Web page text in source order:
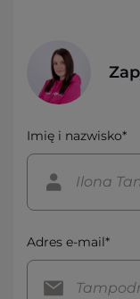
Imię i nazwisko*
Adres e-mail*